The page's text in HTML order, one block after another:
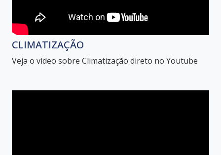
CLIMATIZAÇÃO
Veja o vídeo sobre Climatização direto no Youtube